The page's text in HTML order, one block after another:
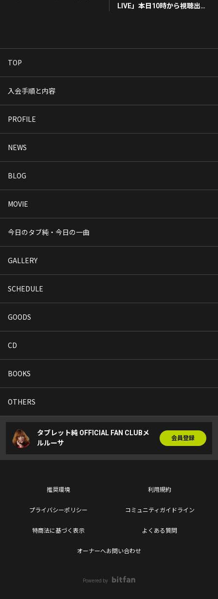
LIVE」本日10時から視聴出来
TOP
入会手順と内容
PROFILE
NEWS
BLOG
MOVIE
今日のタブ純・今日の一曲
GALLERY
SCHEDULE
GOODS
CD
BOOKS
OTHERS
タブレット純 OFFICIAL FAN CLUBメ
ルルーサ
会員登録
推奨環境 利用規約
プライバシーポリシー コミュニティガイドライン
特商法に基づく表示 よくある質問
オーナーへお問い合わせ
Powered by